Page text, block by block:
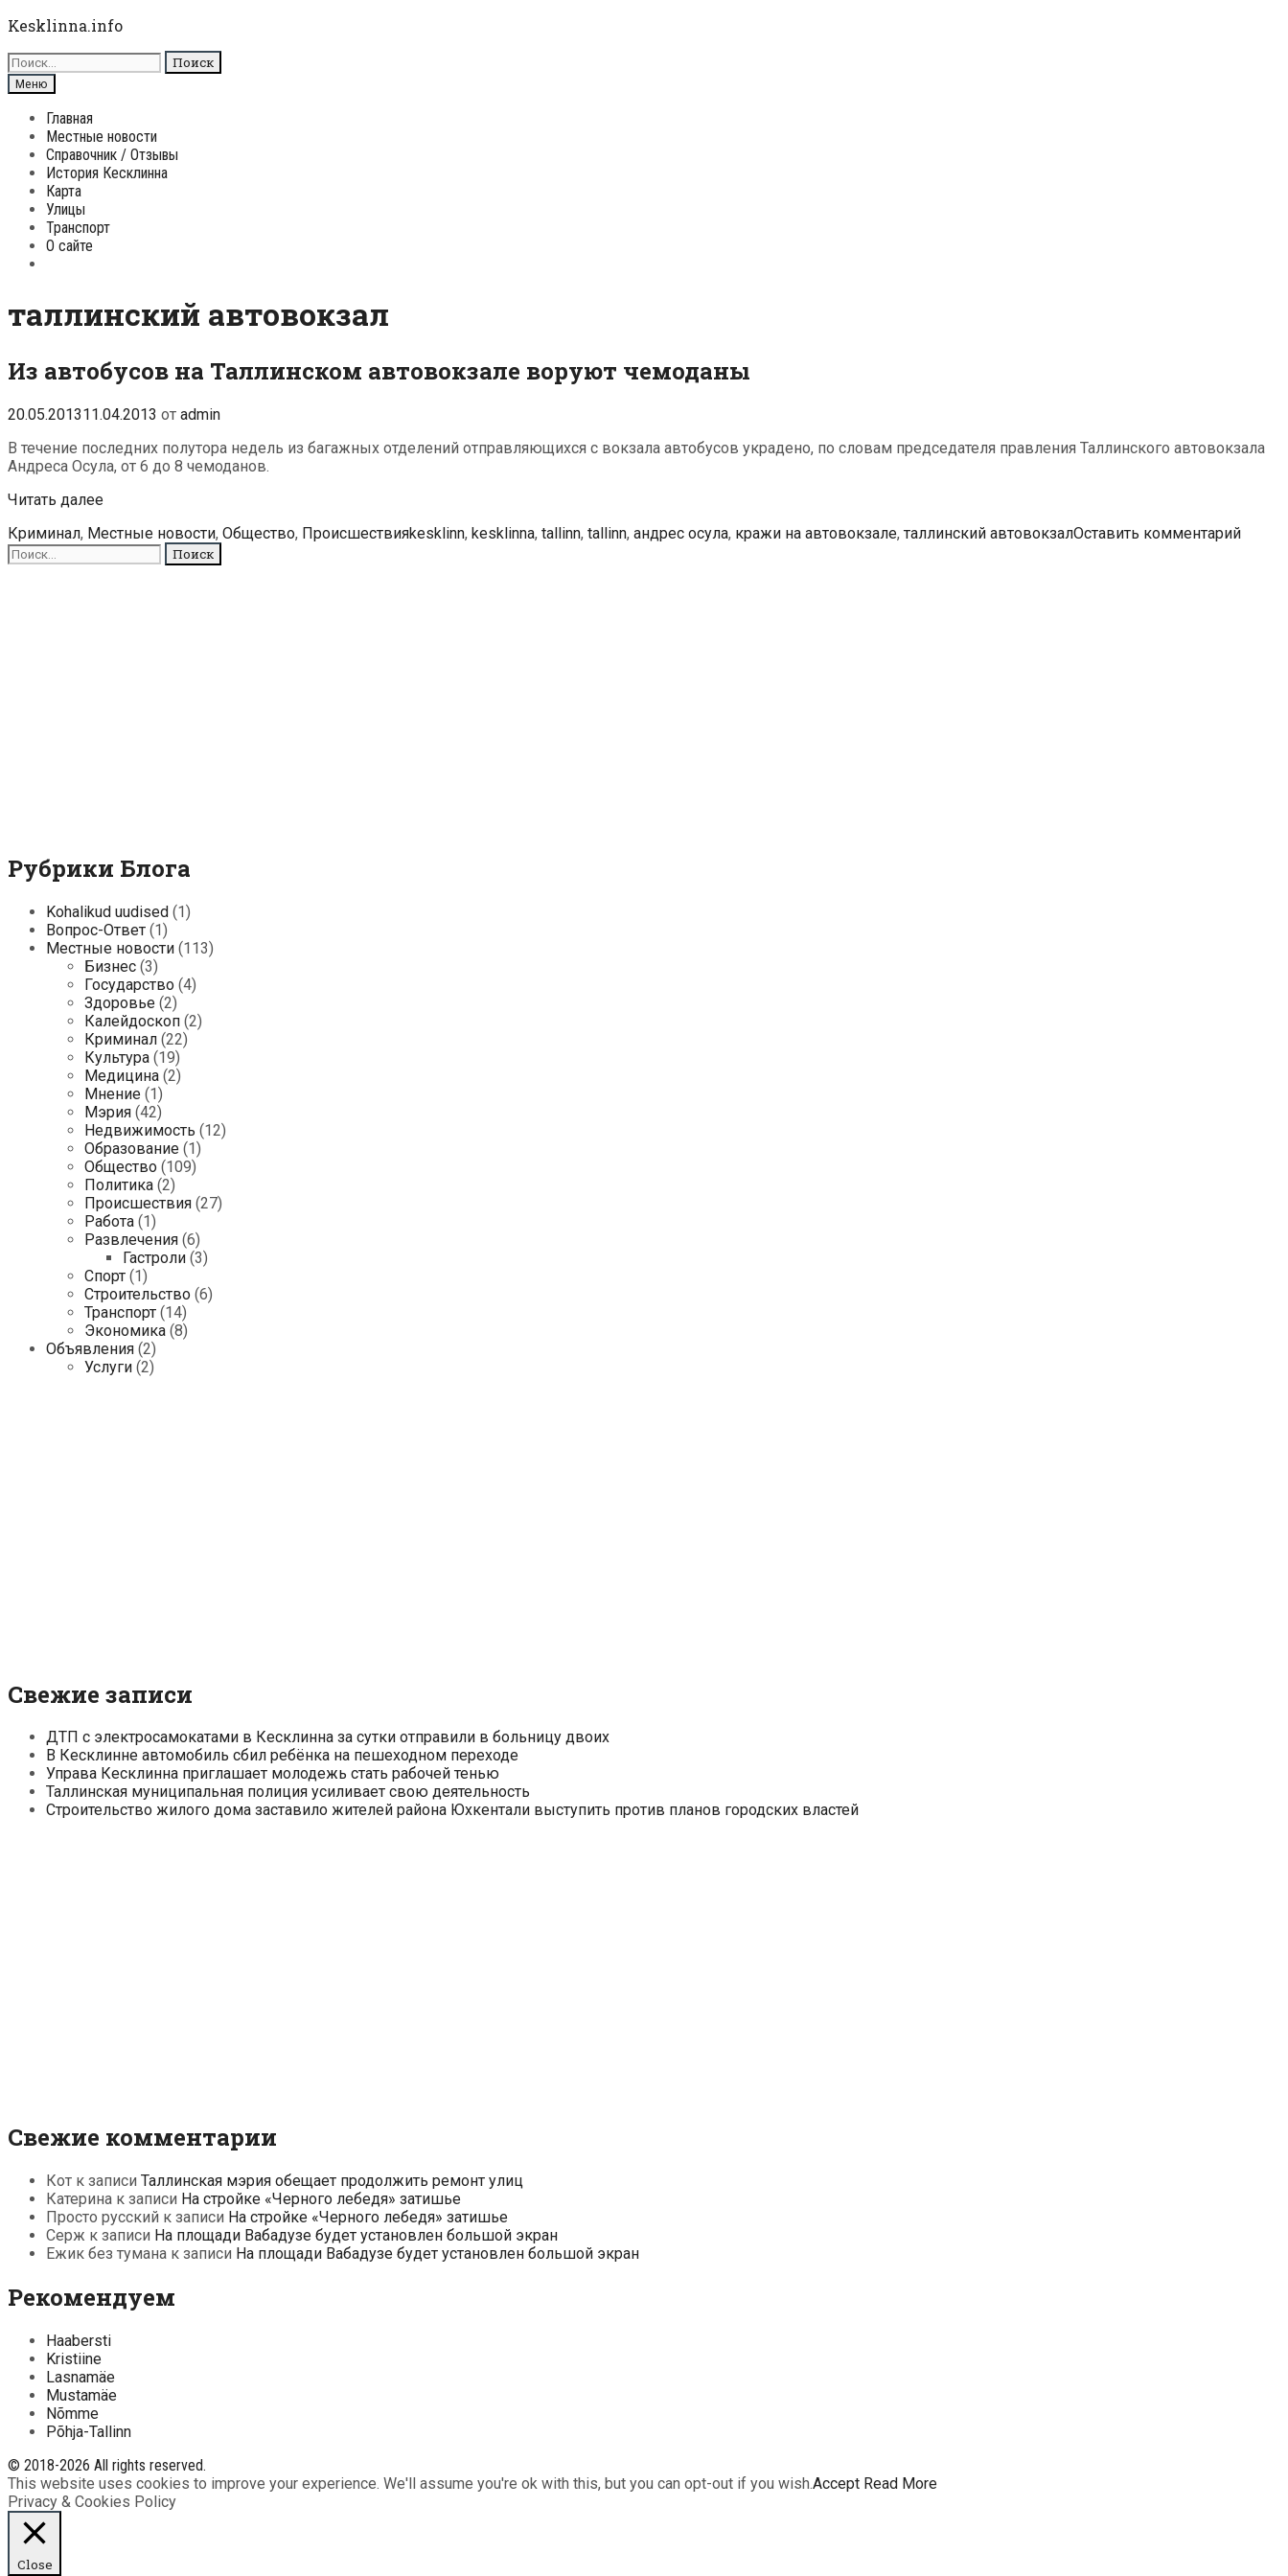
Перейти
содержимому
Kesklinna.info
Поиск
для:
Поиск
Меню
Главная
Местные новости
Справочник / Отзывы
История Кесклинна
Карта
Улицы
Транспорт
О сайте
таллинский автовокзал
Из автобусов на Таллинском автовокзале воруют чемоданы
20.05.201311.04.2013 от admin
В течение последних полутора недель из багажных отделений отправляющихся с вокзала автобусов украдено, по словам председателя правления Таллинского автовокзала
Андреса Осула, от 6 до 8 чемоданов.
Читать далееИз
на
Таллинском
автовокзале
Рубрики
Криминал, Местные новости, Общество, ПроисшествияМетки
kesklinn, kesklinna, tallinn, tallinn, андрес осула, кражи на автовокзале, таллинский автовокзалОставить комментарий
Поиск
для:
Рубрики Блога
Kohalikud uudised (1)
Вопрос-Ответ (1)
Местные новости (113)
Бизнес (3)
Государство (4)
Здоровье (2)
Калейдоскоп (2)
Криминал (22)
Культура (19)
Медицина (2)
Мнение (1)
Мэрия (42)
Недвижимость (12)
Образование (1)
Общество (109)
Политика (2)
Происшествия (27)
Работа (1)
Развлечения (6)
Гастроли (3)
Спорт (1)
Строительство (6)
Транспорт (14)
Экономика (8)
Объявления (2)
Услуги (2)
Свежие записи
ДТП с электросамокатами в Кесклинна за сутки отправили в больницу двоих
В Кесклинне автомобиль сбил ребёнка на пешеходном переходе
Управа Кесклинна приглашает молодежь стать рабочей тенью
Таллинская муниципальная полиция усиливает свою деятельность
Строительство жилого дома заставило жителей района Юхкентали выступить против планов городских властей
Свежие комментарии
Кот к записи Таллинская мэрия обещает продолжить ремонт улиц
Катерина к записи На стройке «Черного лебедя» затишье
Просто русский к записи На стройке «Черного лебедя» затишье
Серж к записи На площади Вабадузе будет установлен большой экран
Ежик без тумана к записи На площади Вабадузе будет установлен большой экран
Рекомендуем
Haabersti
Kristiine
Lasnamäe
Mustamäe
Nõmme
Põhja-Tallinn
© 2018-2026 All rights reserved.
This website uses cookies to improve your experience. We'll assume you're ok with this, but you can opt-out if you wish.Accept Read More
Privacy & Cookies Policy
Close